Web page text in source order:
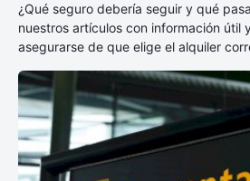
¿Qué seguro debería seguir y qué
nuestros artículos con información útil
asegurarse de que elige el alquiler